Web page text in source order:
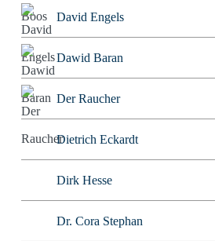
David Engels
Dawid Baran
Der Raucher
Dietrich Eckardt
Dirk Hesse
Dr. Cora Stephan